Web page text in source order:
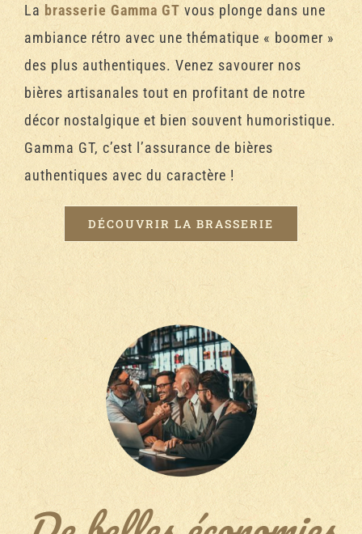
La brasserie Gamma GT vous plonge dans une
ambiance rétro avec une thématique « boomer »
des plus authentiques. Venez savourer nos
bières artisanales tout en profitant de notre
décor nostalgique et bien souvent humoristique.
Gamma GT, c’est l’assurance de bières
authentiques avec du caractère !
DÉCOUVRIR LA BRASSERIE